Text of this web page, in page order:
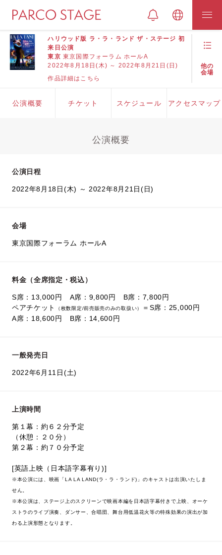
ハリウッド版 ラ・ラ・ランド ザ・ステージ 初
来日公演
東京 東京国際フォーラム ホールA
2022年8月18日(木) ～ 2022年8月21日(日)
作品詳細はこちら
他の
会場
公演概要 チケット スケジュール アクセスマップ
公演概要
公演日程
2022年8月18日(木) ～ 2022年8月21日(日)
会場
東京国際フォーラム ホールA
料金（全席指定・税込）
S席：13,000円 A席：9,800円 B席：7,800円
ペアチケット
（枚数限定/前売販売のみの取扱い）
＝S席：25,000円
A席：18,600円 B席：14,600円
一般発売日
2022年6月11日(土)
上演時間
第１幕：約６２分予定
（休憩：２０分）
第２幕：約７０分予定
[英語上映（日本語字幕有り)]
※本公演には、映画「LA LA LAND(ラ・ラ・ランド)」のキャストは出演いたしま
せん。
※本公演は、ステージ上のスクリーンで映画本編を日本語字幕付きで上映、オーケ
ストラのライブ演奏、ダンサー、合唱団、舞台用低温花火等の特殊効果の演出が加
わる上演形態となります。